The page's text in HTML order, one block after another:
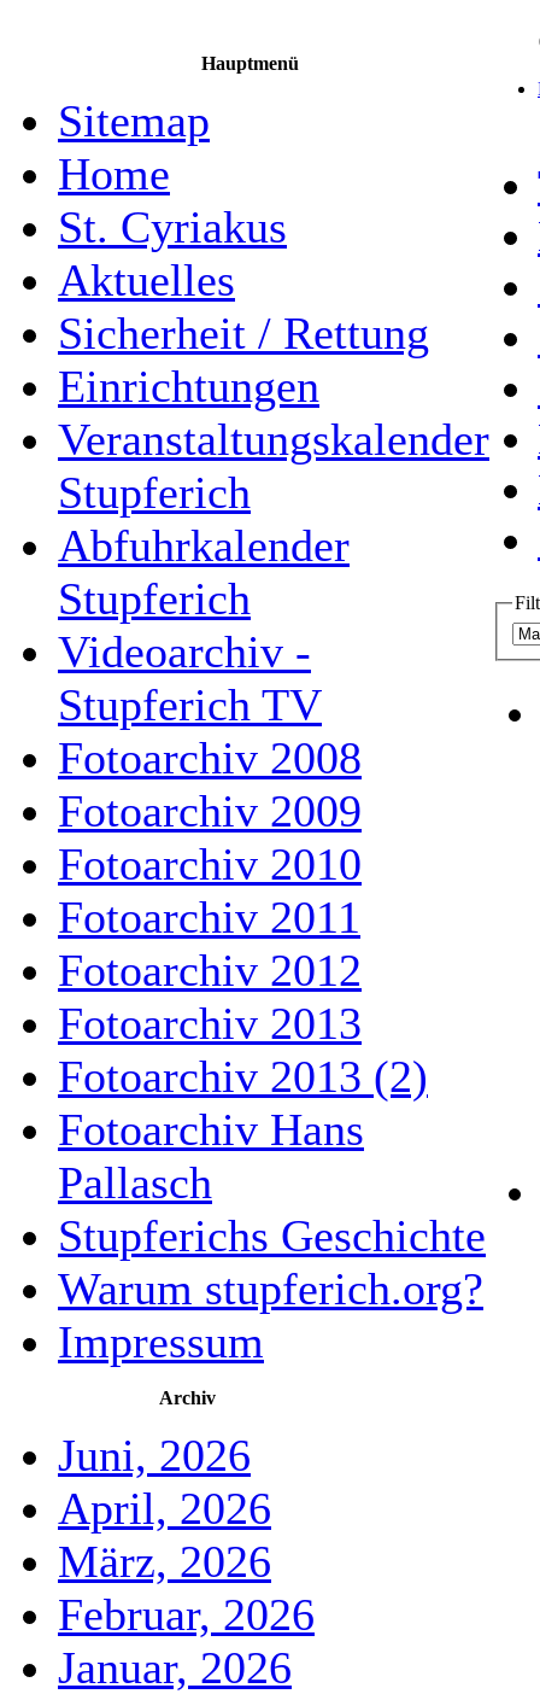
Hauptmenü
Sitemap
Home
St. Cyriakus
Aktuelles
Sicherheit / Rettung
Einrichtungen
Veranstaltungskalender
Stupferich
Abfuhrkalender
Stupferich
Videoarchiv -
Stupferich TV
Fotoarchiv 2008
Fotoarchiv 2009
Fotoarchiv 2010
Fotoarchiv 2011
Fotoarchiv 2012
Fotoarchiv 2013
Fotoarchiv 2013 (2)
Fotoarchiv Hans
Pallasch
Stupferichs Geschichte
Warum stupferich.org?
Impressum
Archiv
Juni, 2026
April, 2026
März, 2026
Februar, 2026
Januar, 2026